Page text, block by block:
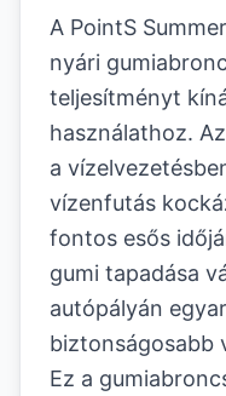
A PointS
nyári
teljesítményt
használathoz.
a
vízenfutás
fontos esős
gumi tapadása
autópályán
biztonságosabb
Ez a